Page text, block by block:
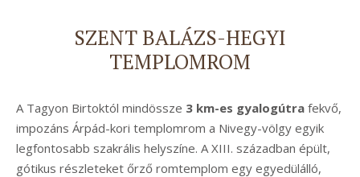
SZENT BALÁZS-HEGYI
TEMPLOMROM
A Tagyon Birtoktól mindössze 3 km-es gyalogútra fekvő,
impozáns Árpád-kori templomrom a Nivegy-völgy egyik
legfontosabb szakrális helyszíne. A XIII. században épült,
gótikus részleteket őrző romtemplom egy egyedülálló,